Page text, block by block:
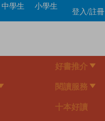
中學生
小學生
登入/註冊
好書推介
閱讀服務
十本好讀